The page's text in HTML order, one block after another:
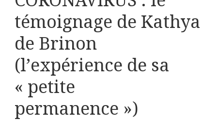
témoignage de Kathya
de Brinon
(l’expérience de sa
« petite
permanence »)